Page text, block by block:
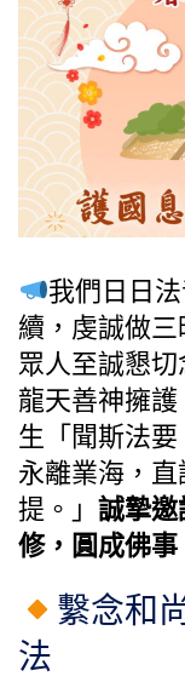
我們日日
續，虔誠做
眾人至誠懇切
龍天善神擁
生「聞斯法要
永離業海，
提。」 誠摯
修，圓成佛事
繫念和
法